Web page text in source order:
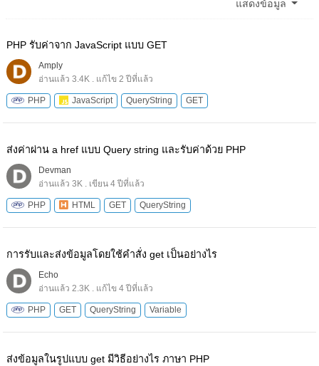
แสดงข้อมูล
PHP รับค่าจาก JavaScript แบบ GET
Amply
อ่านแล้ว 3.4K . แก้ไข 2 ปีที่แล้ว
PHP JavaScript QueryString GET
ส่งค่าผ่าน a href แบบ Query string และรับค่าด้วย PHP
Devman
อ่านแล้ว 3K . เขียน 4 ปีที่แล้ว
PHP HTML GET QueryString
การรับและส่งข้อมูลโดยใช้คำสั่ง get เป็นอย่างไร
Echo
อ่านแล้ว 2.3K . แก้ไข 4 ปีที่แล้ว
PHP GET QueryString Variable
ส่งข้อมูลในรูปแบบ get มีวิธีอย่างไร ภาษา PHP